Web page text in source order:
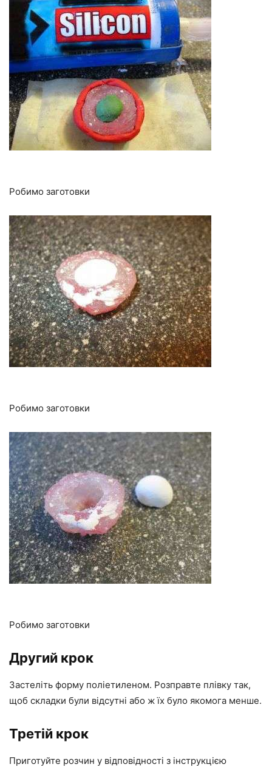
Робимо заготовки
Робимо заготовки
Робимо заготовки
Другий крок
Застеліть форму поліетиленом. Розправте плівку так,
щоб складки були відсутні або ж їх було якомога менше.
Третій крок
Приготуйте розчин у відповідності з інструкцією